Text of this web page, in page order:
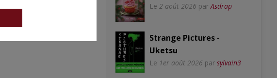
Le 2 août 2026 par Asdrap
Strange Pictures -
Uketsu
Le 1er août 2026 par sylvain3